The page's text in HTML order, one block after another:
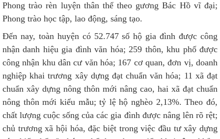
Phong trào rèn luyện thân thể theo gương Bác Hồ vĩ đại;
Phong trào học tập, lao động, sáng tạo.
Đến nay, toàn huyện có 52.747 số hộ gia đình được công
nhận danh hiệu gia đình văn hóa; 259 thôn, khu phố được
công nhận khu dân cư văn hóa; 167 cơ quan, đơn vị, doanh
nghiệp khai trương xây dựng đạt chuẩn văn hóa; 11 xã đạt
chuẩn xây dựng nông thôn mới nâng cao, hai xã đạt chuẩn
nông thôn mới kiểu mẫu; tỷ lệ hộ nghèo 2,13%. Theo đó,
chất lượng cuộc sống của các gia đình được nâng lên rõ rệt;
chủ trương xã hội hóa, đặc biệt trong việc đầu tư xây dựng